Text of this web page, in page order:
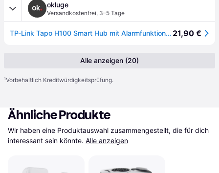
okluge
Versandkostenfrei, 3–5 Tage
TP-Link Tapo H100 Smart Hub mit Alarmfunktion und intelligenter Türklingel 21,90 €
Alle anzeigen (20)
¹Vorbehaltlich Kreditwürdigkeitsprüfung.
Ähnliche Produkte
Wir haben eine Produktauswahl zusammengestellt, die für dich
interessant sein könnte. Alle anzeigen